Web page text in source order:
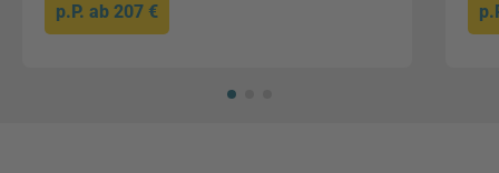
p.P. ab 207 €